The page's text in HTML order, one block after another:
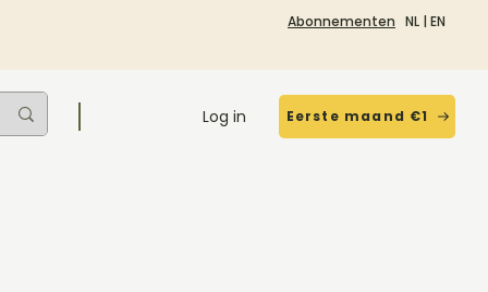
Abonnementen NL | EN
Log in Eerste maand €1